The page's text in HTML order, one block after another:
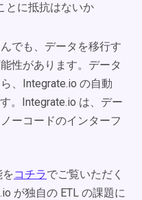
とに抵抗はないか
でも、データを移行す
性があります。データ
、Integrate.io の自動
。Integrate.io は、デー
ーコードのインターフ
をコチラでご覧いただく
が独自の ETL の課題に